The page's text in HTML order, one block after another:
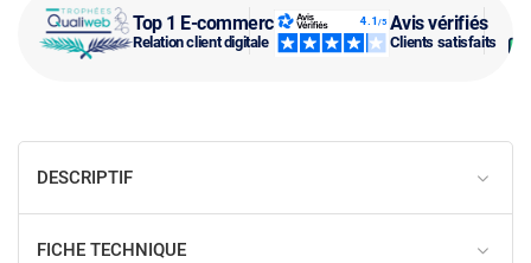
Top 1 E-commerce
Relation client digitale
Avis vérifiés
Clients satisfaits
DESCRIPTIF
FICHE TECHNIQUE